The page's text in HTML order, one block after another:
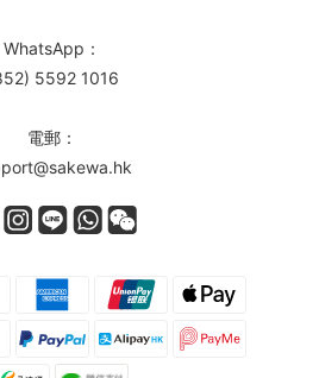
WhatsApp：
5592 1016
電郵：